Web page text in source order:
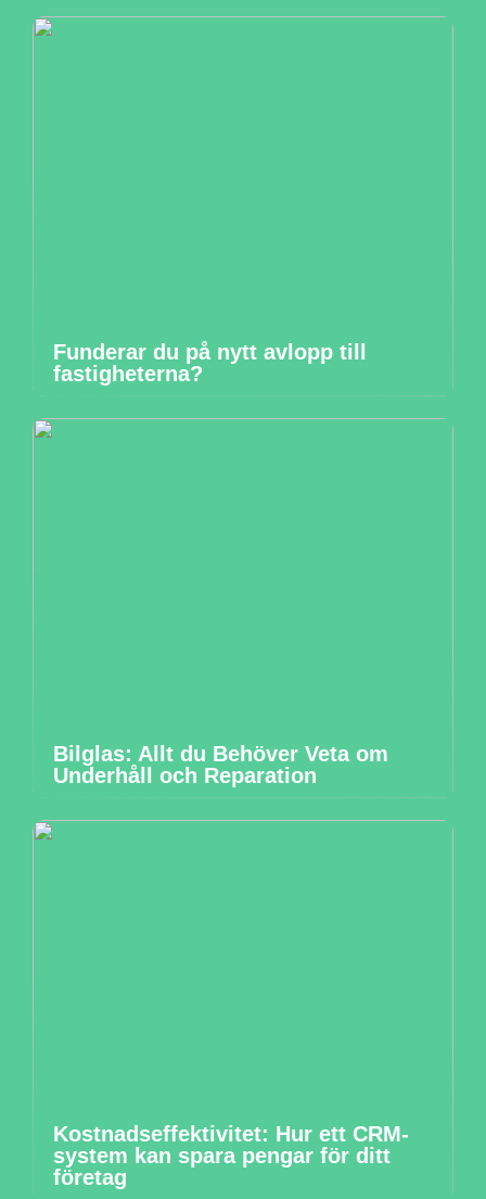
Funderar du på nytt avlopp till
fastigheterna?
Bilglas: Allt du Behöver Veta om
Underhåll och Reparation
Kostnadseffektivitet: Hur ett CRM-
system kan spara pengar för ditt
företag